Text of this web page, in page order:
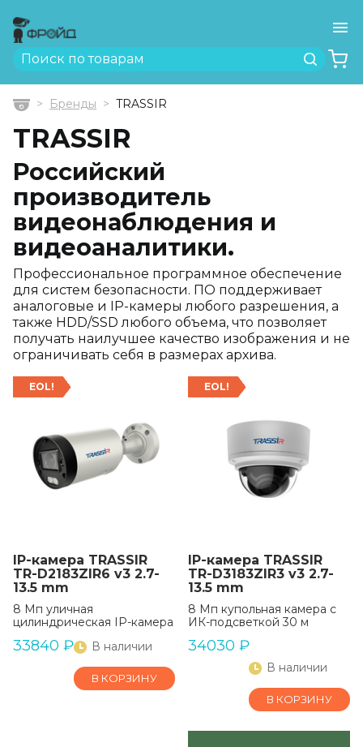
Найти
ГлавнаяБренды TRASSIR
TRASSIR
Российский
производитель
видеонаблюдения и
видеоаналитики.
Профессиональное программное обеспечение
для систем безопасности. ПО поддерживает
аналоговые и IP-камеры любого разрешения, а
также HDD/SSD любого объема, что позволяет
получать наилучшее качество изображения и не
ограничивать себя в размерах архива.
EOL!
IP-камера TRASSIR
TR-D2183ZIR6 v3 2.7-
13.5 mm
8 Мп уличная
цилиндрическая IP-камера
33840 ₽ В наличии
В КОРЗИНУ
EOL!
IP-камера TRASSIR
TR-D3183ZIR3 v3 2.7-
13.5 mm
8 Мп купольная камера с
ИК-подсветкой 30 м
34030 ₽
В наличии
В КОРЗИНУ